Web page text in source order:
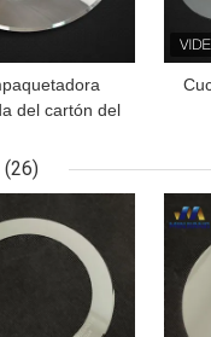
del cartón del
la cuchilla
pulió
(26)